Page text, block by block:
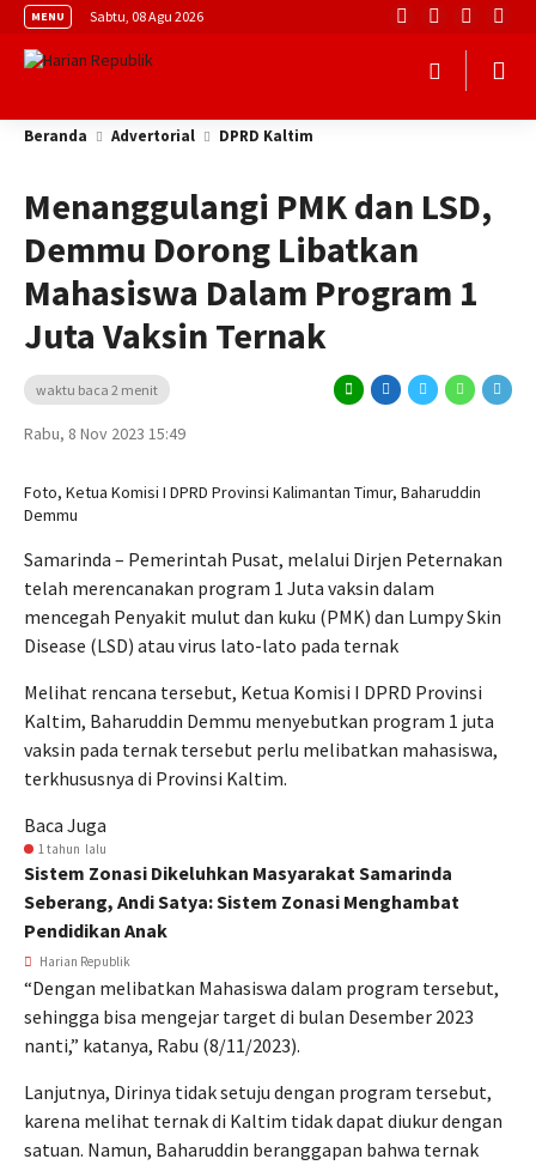
MENU Sabtu, 08 Agu 2026
Beranda Advertorial DPRD Kaltim
Menanggulangi PMK dan LSD,
Demmu Dorong Libatkan
Mahasiswa Dalam Program 1
Juta Vaksin Ternak
waktu baca 2 menit
Rabu, 8 Nov 2023 15:49
Foto, Ketua Komisi I DPRD Provinsi Kalimantan Timur, Baharuddin
Demmu
Samarinda – Pemerintah Pusat, melalui Dirjen Peternakan
telah merencanakan program 1 Juta vaksin dalam
mencegah Penyakit mulut dan kuku (PMK) dan Lumpy Skin
Disease (LSD) atau virus lato-lato pada ternak
Melihat rencana tersebut, Ketua Komisi I DPRD Provinsi
Kaltim, Baharuddin Demmu menyebutkan program 1 juta
vaksin pada ternak tersebut perlu melibatkan mahasiswa,
terkhususnya di Provinsi Kaltim.
Baca Juga
1 tahun lalu
Sistem Zonasi Dikeluhkan Masyarakat Samarinda
Seberang, Andi Satya: Sistem Zonasi Menghambat
Pendidikan Anak
Harian Republik
“Dengan melibatkan Mahasiswa dalam program tersebut,
sehingga bisa mengejar target di bulan Desember 2023
nanti,” katanya, Rabu (8/11/2023).
Lanjutnya, Dirinya tidak setuju dengan program tersebut,
karena melihat ternak di Kaltim tidak dapat diukur dengan
satuan. Namun, Baharuddin beranggapan bahwa ternak